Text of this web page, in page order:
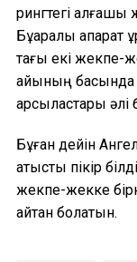
рингтегі
Бұқаралық
тағы екі жекпе-
айының басында
қарсыластары әлі
Бұған дейін
қатысты пікір
жекпе-жекке
айтқан болатын.